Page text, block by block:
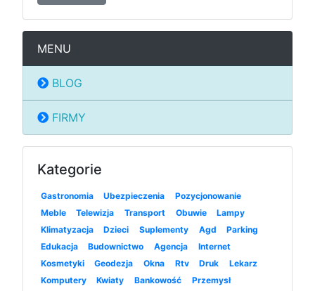
MENU
BLOG
FIRMY
Kategorie
Gastronomia Ubezpieczenia
Pozycjonowanie
Meble
Telewizja Transport Obuwie
Lampy
Klimatyzacja
Dzieci Suplementy Agd
Parking
Edukacja
Budownictwo Agencja
Internet
Kosmetyki
Geodezja Okna Rtv Druk
Lekarz
Komputery
Kwiaty Bankowość
Przemysł